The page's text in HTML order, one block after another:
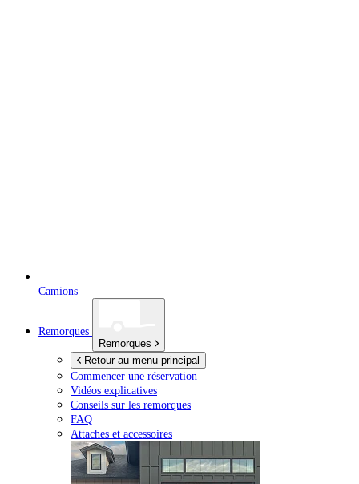
Camions
Remorques
Remorques
Retour au menu principal
Commencer une réservation
Vidéos explicatives
Conseils sur les remorques
FAQ
Attaches et accessoires